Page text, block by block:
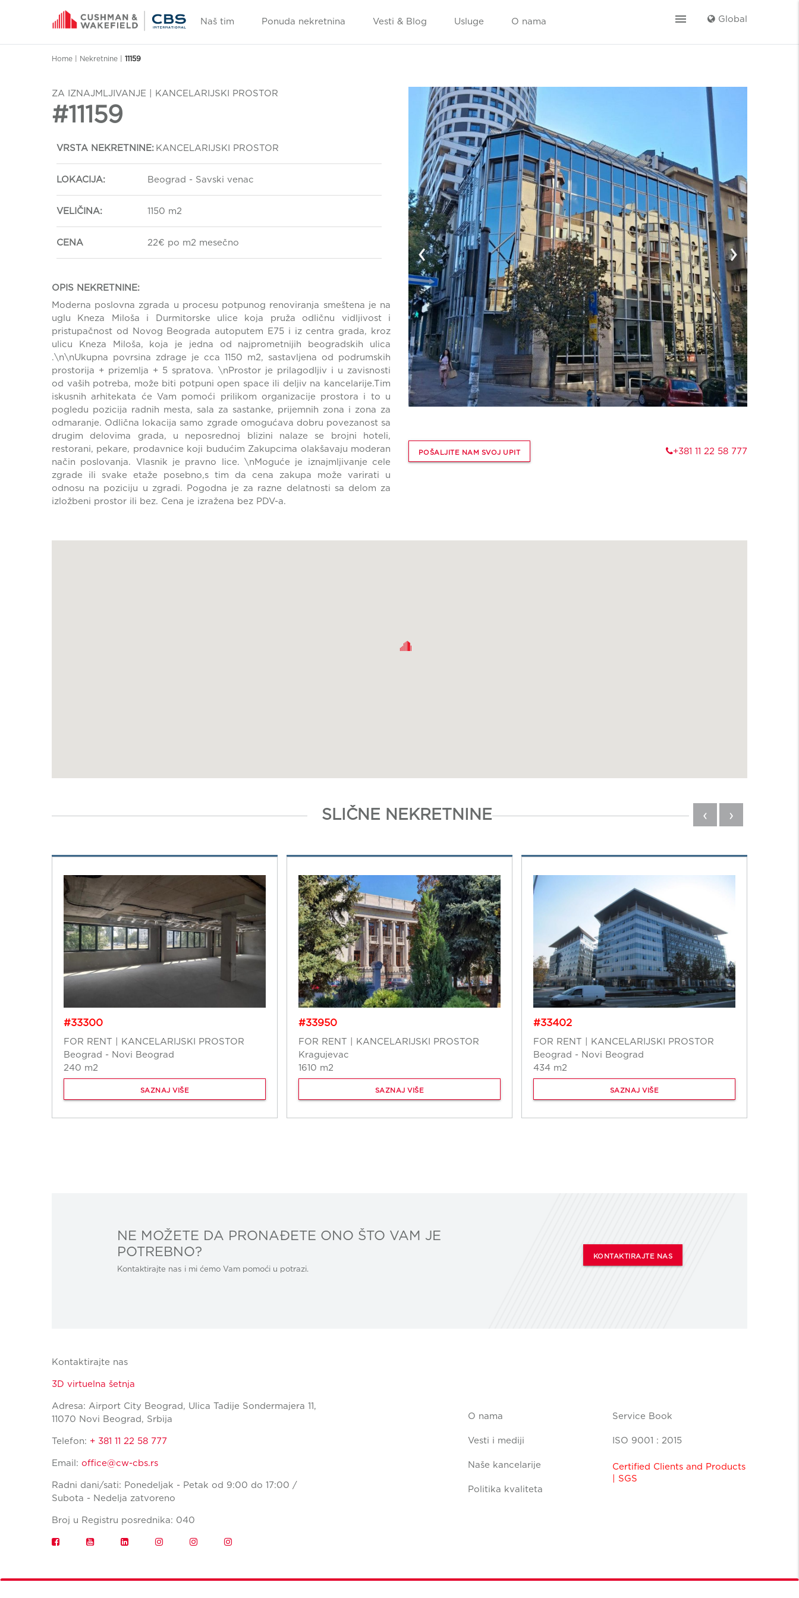
Naš tim Ponuda nekretnina Vesti & Blog Usluge O nama menu Global
Home Nekretnine 11159
ZA IZNAJMLJIVANJE | KANCELARIJSKI PROSTOR
#11159
VRSTA NEKRETNINE: KANCELARIJSKI PROSTOR
LOKACIJA: Beograd - Savski venac
VELIČINA: 1150 m2
CENA 22€ po m2 mesečno
OPIS NEKRETNINE:
Moderna poslovna zgrada u procesu potpunog renoviranja smeštena je na
uglu Kneza Miloša i Durmitorske ulice koja pruža odličnu vidljivost i
pristupačnost od Novog Beograda autoputem E75 i iz centra grada, kroz
ulicu Kneza Miloša, koja je jedna od najprometnijih beogradskih ulica
.\n\nUkupna povrsina zdrage je cca 1150 m2, sastavljena od podrumskih
prostorija + prizemlja + 5 spratova. \nProstor je prilagodljiv i u zavisnosti
od vaših potreba, može biti potpuni open space ili deljiv na kancelarije.Tim
iskusnih arhitekata će Vam pomoći prilikom organizacije prostora i to u
pogledu pozicija radnih mesta, sala za sastanke, prijemnih zona i zona za
odmaranje. Odlična lokacija samo zgrade omogućava dobru povezanost sa
drugim delovima grada, u neposrednoj blizini nalaze se brojni hoteli,
restorani, pekare, prodavnice koji budućim Zakupcima olakšavaju moderan
način poslovanja. Vlasnik je pravno lice. \nMoguće je iznajmljivanje cele
zgrade ili svake etaže posebno,s tim da cena zakupa može varirati u
odnosu na poziciju u zgradi. Pogodna je za razne delatnosti sa delom za
izložbeni prostor ili bez. Cena je izražena bez PDV-a.
‹ ›
POŠALJITE NAM SVOJ UPIT +381 11 22 58 777
SLIČNE NEKRETNINE ‹ ›
#33300
FOR RENT | KANCELARIJSKI PROSTOR
Beograd - Novi Beograd
240 m2
SAZNAJ VIŠE
#33950
FOR RENT | KANCELARIJSKI PROSTOR
Kragujevac
1610 m2
SAZNAJ VIŠE
#33402
FOR RENT | KANCELARIJSKI PROSTOR
Beograd - Novi Beograd
434 m2
SAZNAJ VIŠE
NE MOŽETE DA PRONAĐETE ONO ŠTO VAM JE
POTREBNO?
Kontaktirajte nas i mi ćemo Vam pomoći u potrazi.
KONTAKTIRAJTE NAS
Kontaktirajte nas
3D virtuelna šetnja
Adresa: Airport City Beograd, Ulica Tadije Sondermajera 11,
11070 Novi Beograd, Srbija
Telefon: + 381 11 22 58 777
Email: office@cw-cbs.rs
Radni dani/sati: Ponedeljak - Petak od 9:00 do 17:00 /
Subota - Nedelja zatvoreno
Broj u Registru posrednika: 040
O nama
Vesti i mediji
Naše kancelarije
Politika kvaliteta
Service Book
ISO 9001 : 2015
Certified Clients and Products
| SGS